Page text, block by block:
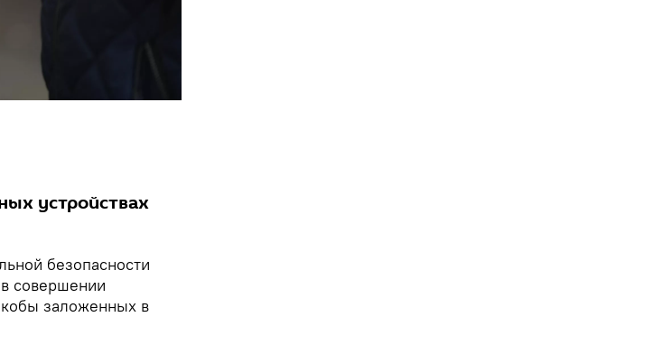
устройствах
безопасности
совершении
заложенных в